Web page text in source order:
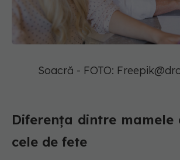
Soacră - FOTO:
Diferența dintre mamele
cele de fete